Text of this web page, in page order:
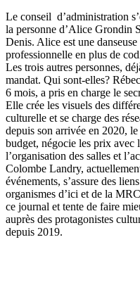
Le conseil d’administration
la personne d’Alice Grondin
Denis. Alice est une danseuse
professionnelle en plus de
Les trois autres personnes,
mandat. Qui sont-elles?
6 mois, a pris en charge le
Elle crée les visuels des
culturelle et se charge des
depuis son arrivée en 2020,
budget, négocie les prix avec
l’organisation des salles et
Colombe Landry,
événements, s’assure des
organismes d’ici et de la
ce journal et tente de faire
auprès des protagonistes
depuis 2019.